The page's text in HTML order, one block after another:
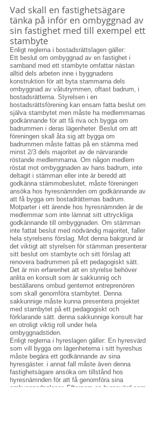
Vad skall en fastighetsägare
tänka på inför en ombyggnad av
sin fastighet med till exempel ett
stambyte
Enligt reglerna i bostadsrättslagen gäller:
Ett beslut om ombyggnad av en fastighet i
samband med ett stambyte omfattar nästan
alltid dels arbeten inne i byggnadens
konstruktion för att byta stammarna dels
ombyggnad av våtutrymmen, oftast badrum, i
bostadsrätterna. Styrelsen i en
bostadsrättsförening kan ensam fatta beslut om
själva stambytet men måste ha medlemmarnas
godkännande för att få riva och bygga om
badrummen i deras lägenheter. Beslut om att
föreningen skall åta sig att bygga om
badrummen måste fattas på en stämma med
minst 2/3 dels majoritet av de närvarande
röstande medlemmarna. Om någon medlem
röstat mot ombyggnaden av hans badrum, inte
deltagit i stämman eller inte är beredd att
godkänna stämmobeslutet, måste föreningen
ansöka hos hyresnämnden om godkännande av
att få bygga om bostadrätternas badrum.
Motparter i ett ärende hos hyresnämnden är de
medlemmar som inte lämnat sitt uttryckliga
godkännande till ombyggnaden. Om stämman
inte fattat beslut med nödvändig majoritet, faller
hela styrelsens förslag. Mot denna bakgrund är
det viktigt att styrelsen för stämman presenterar
sitt beslut om stambyte och sitt förslag att
renovera badrummen på ett pedagogiskt sätt.
Det är min erfarenhet att en styrelse behöver
anlita en konsult som är sakkunnig och
beställarens ombud gentemot entreprenören
som skall genomföra stambytet. Denna
sakkunnige måste kunna presentera projektet
med stambytet på ett pedagogiskt och
förklarande sätt. denna sakkunnige konsult har
en otroligt viktig roll under hela
ombyggnadstiden.
Enligt reglerna i hyreslagen gäller: En hyresvärd
som vill bygga om lägenheterna i sitt hyreshus
måste begära ett godkännande av sina
hyresgäster. i annat fall måste även denna
fastighetsägare ansöka om tillstånd hos
hyresnämnden för att få genomföra sina
ombyggnadsplaner. Eftersom en hyresvärd som